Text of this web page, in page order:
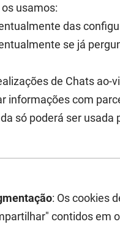
usamos:
das
se já
de Chats ao-
informações com
só poderá ser usada
: Os cookies
contidos em